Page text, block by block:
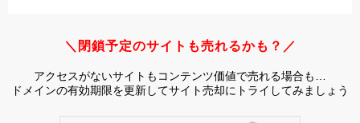
＼閉鎖予定のサイトも売れるかも？／
アクセスがないサイトもコンテンツ価値で売れる場合も…
ドメインの有効期限を更新してサイト売却にトライしてみましょう